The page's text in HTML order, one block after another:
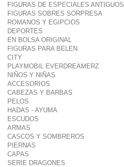
FIGURAS DE ESPECIALES ANTIGUOS
FIGURAS SOBRES SORPRESA
ROMANOS Y EGIPCIOS
DEPORTES
EN BOLSA ORIGINAL
FIGURAS PARA BELEN
CITY
PLAYMOBIL EVERDREAMERZ
NIÑOS Y NIÑAS
ACCESORIOS
CABEZAS Y BARBAS
PELOS
HADAS - AYUMA
ESCUDOS
ARMAS
CASCOS Y SOMBREROS
PIERNAS
CAPAS
SERIE DRAGONES